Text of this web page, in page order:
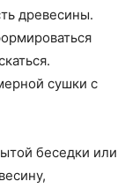
древесины.
сушки с
беседки или